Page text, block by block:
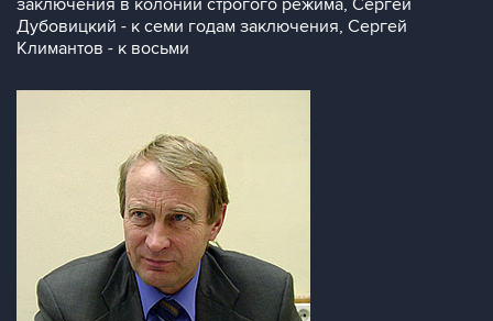
заключения в колонии строгого режима, Сергей
Дубовицкий - к семи годам заключения, Сергей
Климантов - к восьми